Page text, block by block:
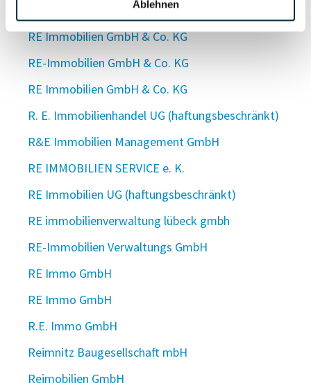
Ablehnen
RE Immobilien GmbH
RE Immobilien GmbH & Co. KG
RE-Immobilien GmbH & Co. KG
RE Immobilien GmbH & Co. KG
R. E. Immobilienhandel UG (haftungsbeschränkt)
R&E Immobilien Management GmbH
RE IMMOBILIEN SERVICE e. K.
RE Immobilien UG (haftungsbeschränkt)
RE immobilienverwaltung lübeck gmbh
RE-Immobilien Verwaltungs GmbH
RE Immo GmbH
RE Immo GmbH
R.E. Immo GmbH
Reimnitz Baugesellschaft mbH
Reimobilien GmbH